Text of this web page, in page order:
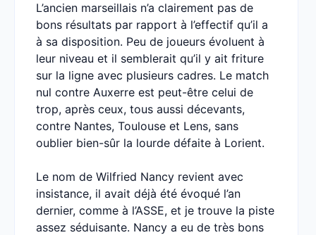
L’ancien marseillais n’a clairement pas de
bons résultats par rapport à l’effectif qu’il a
à sa disposition. Peu de joueurs évoluent à
leur niveau et il semblerait qu’il y ait friture
sur la ligne avec plusieurs cadres. Le match
nul contre Auxerre est peut-être celui de
trop, après ceux, tous aussi décevants,
contre Nantes, Toulouse et Lens, sans
oublier bien-sûr la lourde défaite à Lorient.
Le nom de Wilfried Nancy revient avec
insistance, il avait déjà été évoqué l’an
dernier, comme à l’ASSE, et je trouve la piste
assez séduisante. Nancy a eu de très bons